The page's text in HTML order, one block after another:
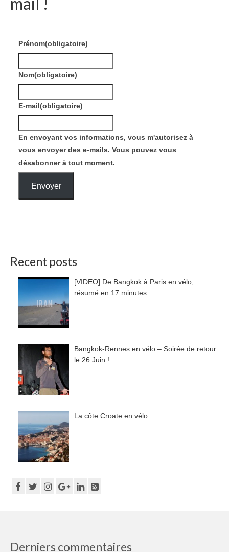
Prénom(obligatoire)
Nom(obligatoire)
E-mail(obligatoire)
En envoyant vos informations, vous m'autorisez à
vous envoyer des e-mails. Vous pouvez vous
désabonner à tout moment.
Envoyer
Recent posts
[VIDEO] De Bangkok à Paris en vélo,
résumé en 17 minutes
Bangkok-Rennes en vélo – Soirée de retour
le 26 Juin !
La côte Croate en vélo
Derniers commentaires